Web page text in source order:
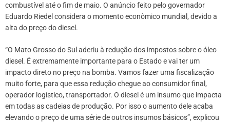
combustível até o fim de maio. O anúncio feito pelo governador
Eduardo Riedel considera o momento econômico mundial, devido a
alta do preço do diesel.
“O Mato Grosso do Sul aderiu à redução dos impostos sobre o óleo
diesel. É extremamente importante para o Estado e vai ter um
impacto direto no preço na bomba. Vamos fazer uma fiscalização
muito forte, para que essa redução chegue ao consumidor final,
operador logístico, transportador. O diesel é um insumo que impacta
em todas as cadeias de produção. Por isso o aumento dele acaba
elevando o preço de uma série de outros insumos básicos”, explicou